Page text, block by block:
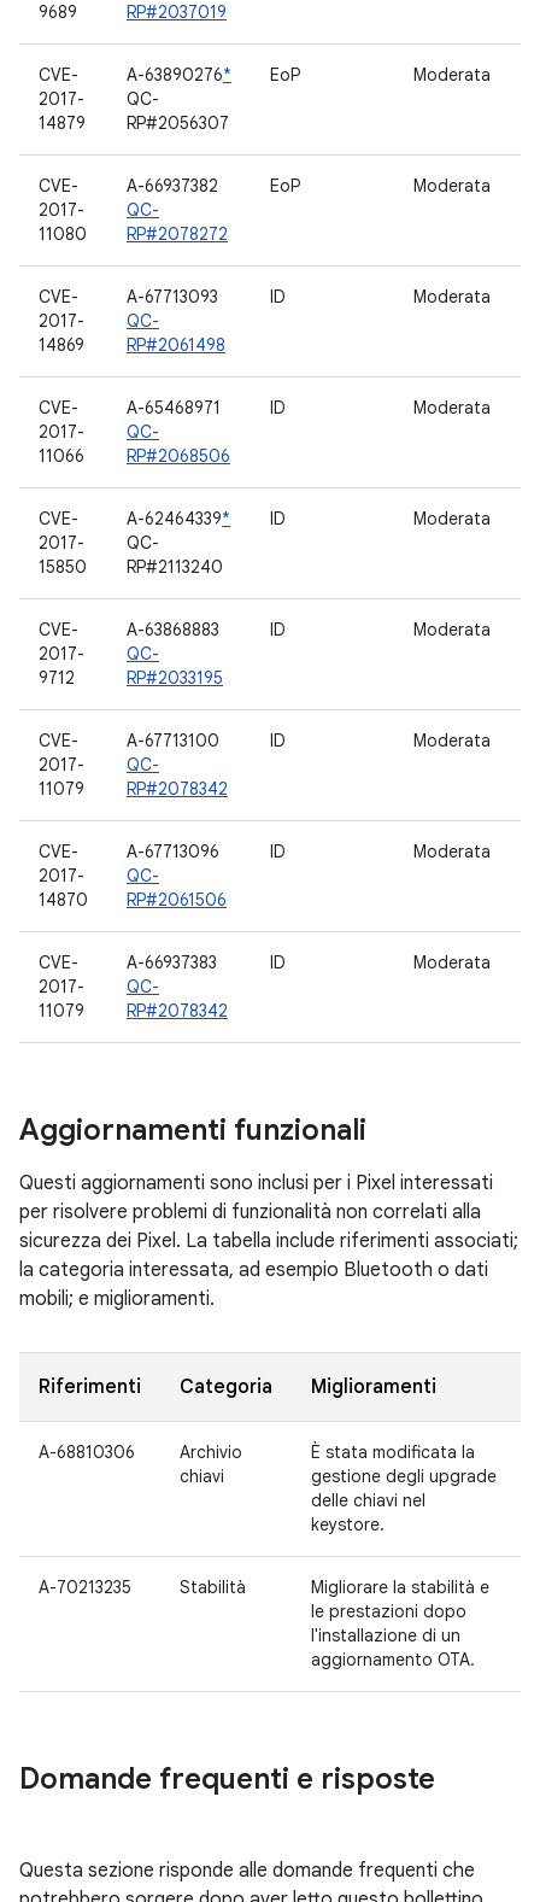
9689
RP#2037019
CVE-
2017-
14879
A-63890276*
QC-
RP#2056307
EoP Moderata
CVE-
2017-
11080
A-66937382
QC-
RP#2078272
EoP Moderata
CVE-
2017-
14869
A-67713093
QC-
RP#2061498
ID Moderata
CVE-
2017-
11066
A-65468971
QC-
RP#2068506
ID Moderata
CVE-
2017-
15850
A-62464339*
QC-
RP#2113240
ID Moderata
CVE-
2017-
9712
A-63868883
QC-
RP#2033195
ID Moderata
CVE-
2017-
11079
A-67713100
QC-
RP#2078342
ID Moderata
CVE-
2017-
14870
A-67713096
QC-
RP#2061506
ID Moderata
CVE-
2017-
11079
A-66937383
QC-
RP#2078342
ID Moderata
Aggiornamenti funzionali
Questi aggiornamenti sono inclusi per i Pixel interessati
per risolvere problemi di funzionalità non correlati alla
sicurezza dei Pixel. La tabella include riferimenti associati;
la categoria interessata, ad esempio Bluetooth o dati
mobili; e miglioramenti.
Riferimenti Categoria Miglioramenti
A-68810306
Archivio
chiavi
È stata modificata la
gestione degli upgrade
delle chiavi nel
keystore.
A-70213235 Stabilità
Migliorare la stabilità e
le prestazioni dopo
l'installazione di un
aggiornamento OTA.
Domande frequenti e risposte
Questa sezione risponde alle domande frequenti che